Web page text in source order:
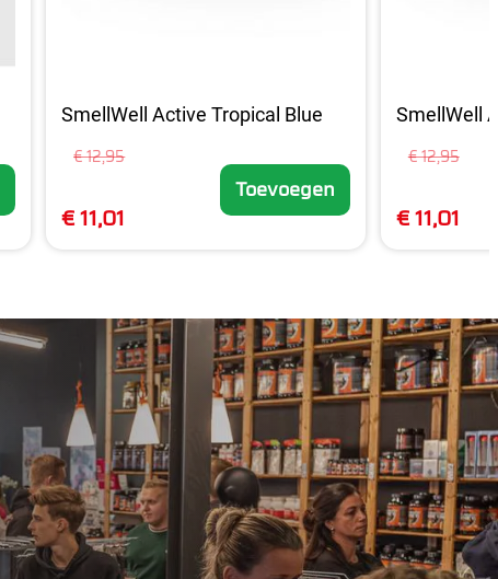
SmellWell Active Tropical Blue
€ 12,95
€ 11,01
Toevoegen
SmellWell
€ 12,95
€ 11,01